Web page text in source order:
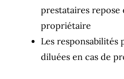
prestataires
propriétaire
Les responsabilités
diluées en cas de